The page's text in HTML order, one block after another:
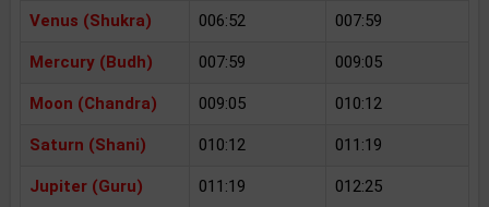
Venus (Shukra) 006:52 007:59
Mercury (Budh) 007:59 009:05
Moon (Chandra) 009:05 010:12
Saturn (Shani) 010:12 011:19
Jupiter (Guru) 011:19 012:25